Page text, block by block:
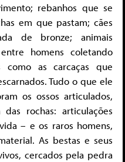
rebanhos que se
em que pastam; cães
de bronze; animais
homens coletando
como as carcaças que
Tudo o que ele
os ossos articulados,
rochas: articulações
– e os raros homens,
As bestas e seus
cercados pela pedra